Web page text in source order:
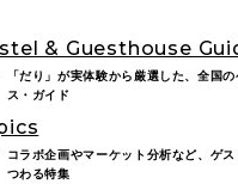
& Guesthouse
「だり」が実体験から厳選した、全国
ス・ガイド
コラボ企画やマーケット分析など、ゲス
つわる特集